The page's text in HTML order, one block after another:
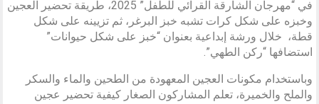
في “مهرجان الشارقة القرائي للطفل” 2025، طريقة تحضير العجين
وخبزه على شكل كرات تشبه خبز البرغر، ثم تزيينه على شكل
قطة، خلال ورشة إبداعية بعنوان “خبز على شكل حيوانات”
استضافها “ركن الطهي”.
وباستخدام مكونات العجين المعهودة من الطحين والماء والسكر
والملح والخميرة، تعلم المشاركون الصغار كيفية تحضير عجين